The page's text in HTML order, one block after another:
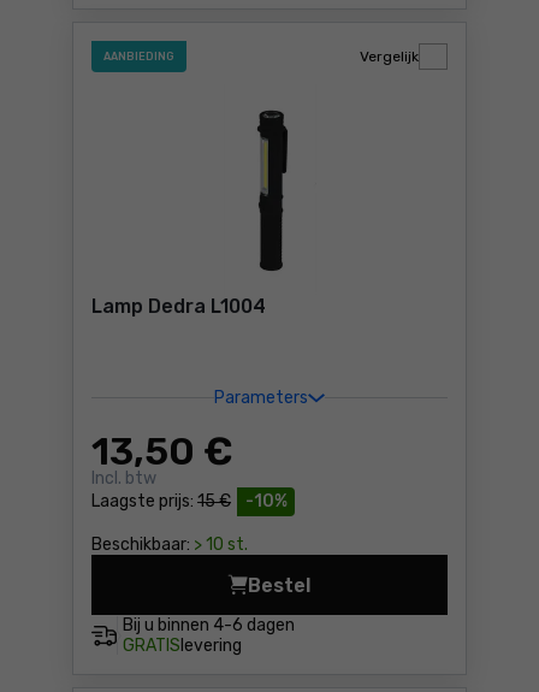
AANBIEDING
Lamp Dedra L1004
Parameters
-10%
Laagste prijs: 15 €
13,50 €
Incl. btw
Beschikbaar: > 10 st.
Vergelijk
Bij u binnen 4-6 dagen
GRATIS levering
Bestel
Lamp Dedra L1004 Prijs